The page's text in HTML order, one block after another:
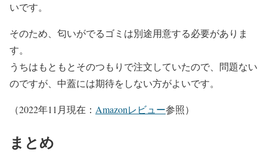
いです。
そのため、匂いがでるゴミは別途用意する必要がありま
す。
うちはもともとそのつもりで注文していたので、問題ない
のですが、中蓋には期待をしない方がよいです。
（2022年11月現在： Amazonレビュー参照）
まとめ